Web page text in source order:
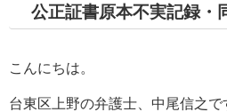
公正証書原本不実記録・
こんにちは。
台東区上野の弁護士、中尾信之で